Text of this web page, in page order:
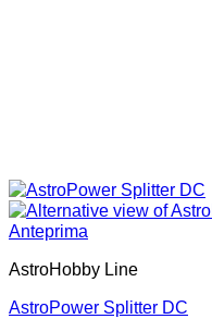
Anteprima
AstroHobby Line
AstroPower Splitter DC